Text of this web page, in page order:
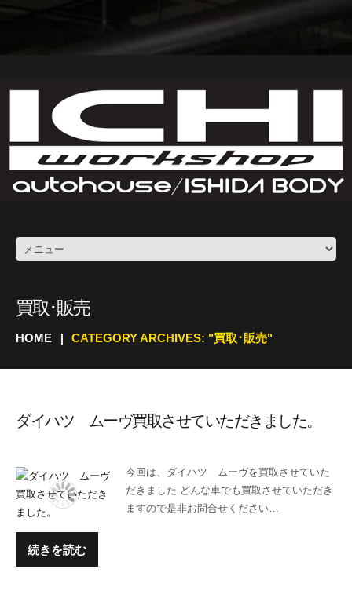
買取･販売
HOME CATEGORY ARCHIVES: "買取･販売"
ダイハツ ムーヴ買取させていただきました。
今回は、ダイハツ ムーヴを買取させていた
だきました どんな車でも買取させていただき
ますので是非お問合せください…
続きを読む